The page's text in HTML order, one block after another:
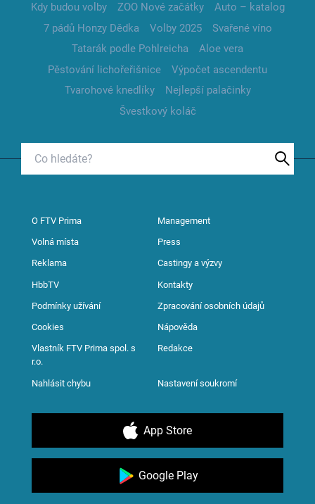
Kdy budou volby
ZOO Nové začátky
Auto – katalog
7 pádů Honzy Dědka
Volby 2025
Svařené víno
Tatarák podle Pohlreicha
Aloe vera
Pěstování lichořeřišnice
Výpočet ascendentu
Tvarohové knedlíky
Nejlepší palačinky
Švestkový koláč
O FTV Prima Management
Volná místa Press
Reklama Castingy a výzvy
HbbTV Kontakty
Podmínky užívání Zpracování osobních údajů
Cookies Nápověda
Vlastník FTV Prima spol. s
r.o.
Redakce
Nahlásit chybu Nastavení soukromí
App Store
Google Play